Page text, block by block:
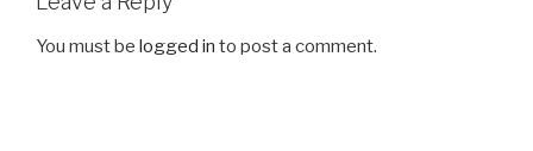
You must be logged in to post a comment.